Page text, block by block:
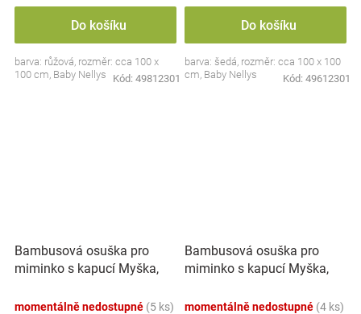
Do košíku
barva: růžová, rozměr: cca 100 x
100 cm, Baby Nellys
Kód: 49812301
Do košíku
barva: šedá, rozměr: cca 100 x 100
cm, Baby Nellys
Kód: 49612301
Bambusová osuška pro
miminko s kapucí Myška,
momentálně nedostupné (5 ks)
Bambusová osuška pro
miminko s kapucí Myška,
momentálně nedostupné (4 ks)